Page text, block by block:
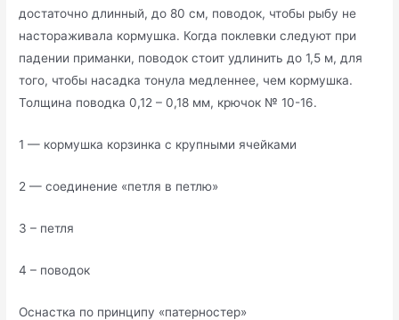
достаточно длинный, до 80 см, поводок, чтобы рыбу не
настораживала кормушка. Когда поклевки следуют при
падении приманки, поводок стоит удлинить до 1,5 м, для
того, чтобы насадка тонула медленнее, чем кормушка.
Толщина поводка 0,12 – 0,18 мм, крючок № 10-16.
1 — кормушка корзинка с крупными ячейками
2 — соединение «петля в петлю»
3 – петля
4 – поводок
Оснастка по принципу «патерностер»